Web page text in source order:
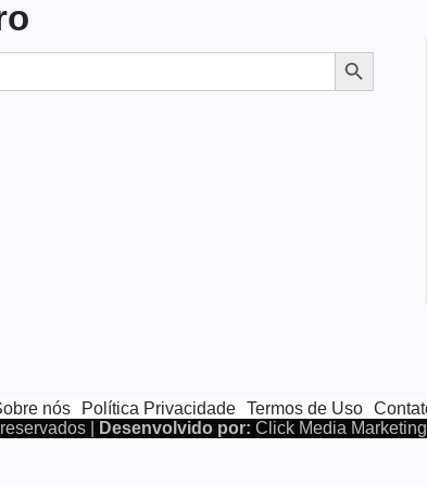
Search Button
nós Política Privacidade Termos de Uso
|
Desenvolvido por: Click Media